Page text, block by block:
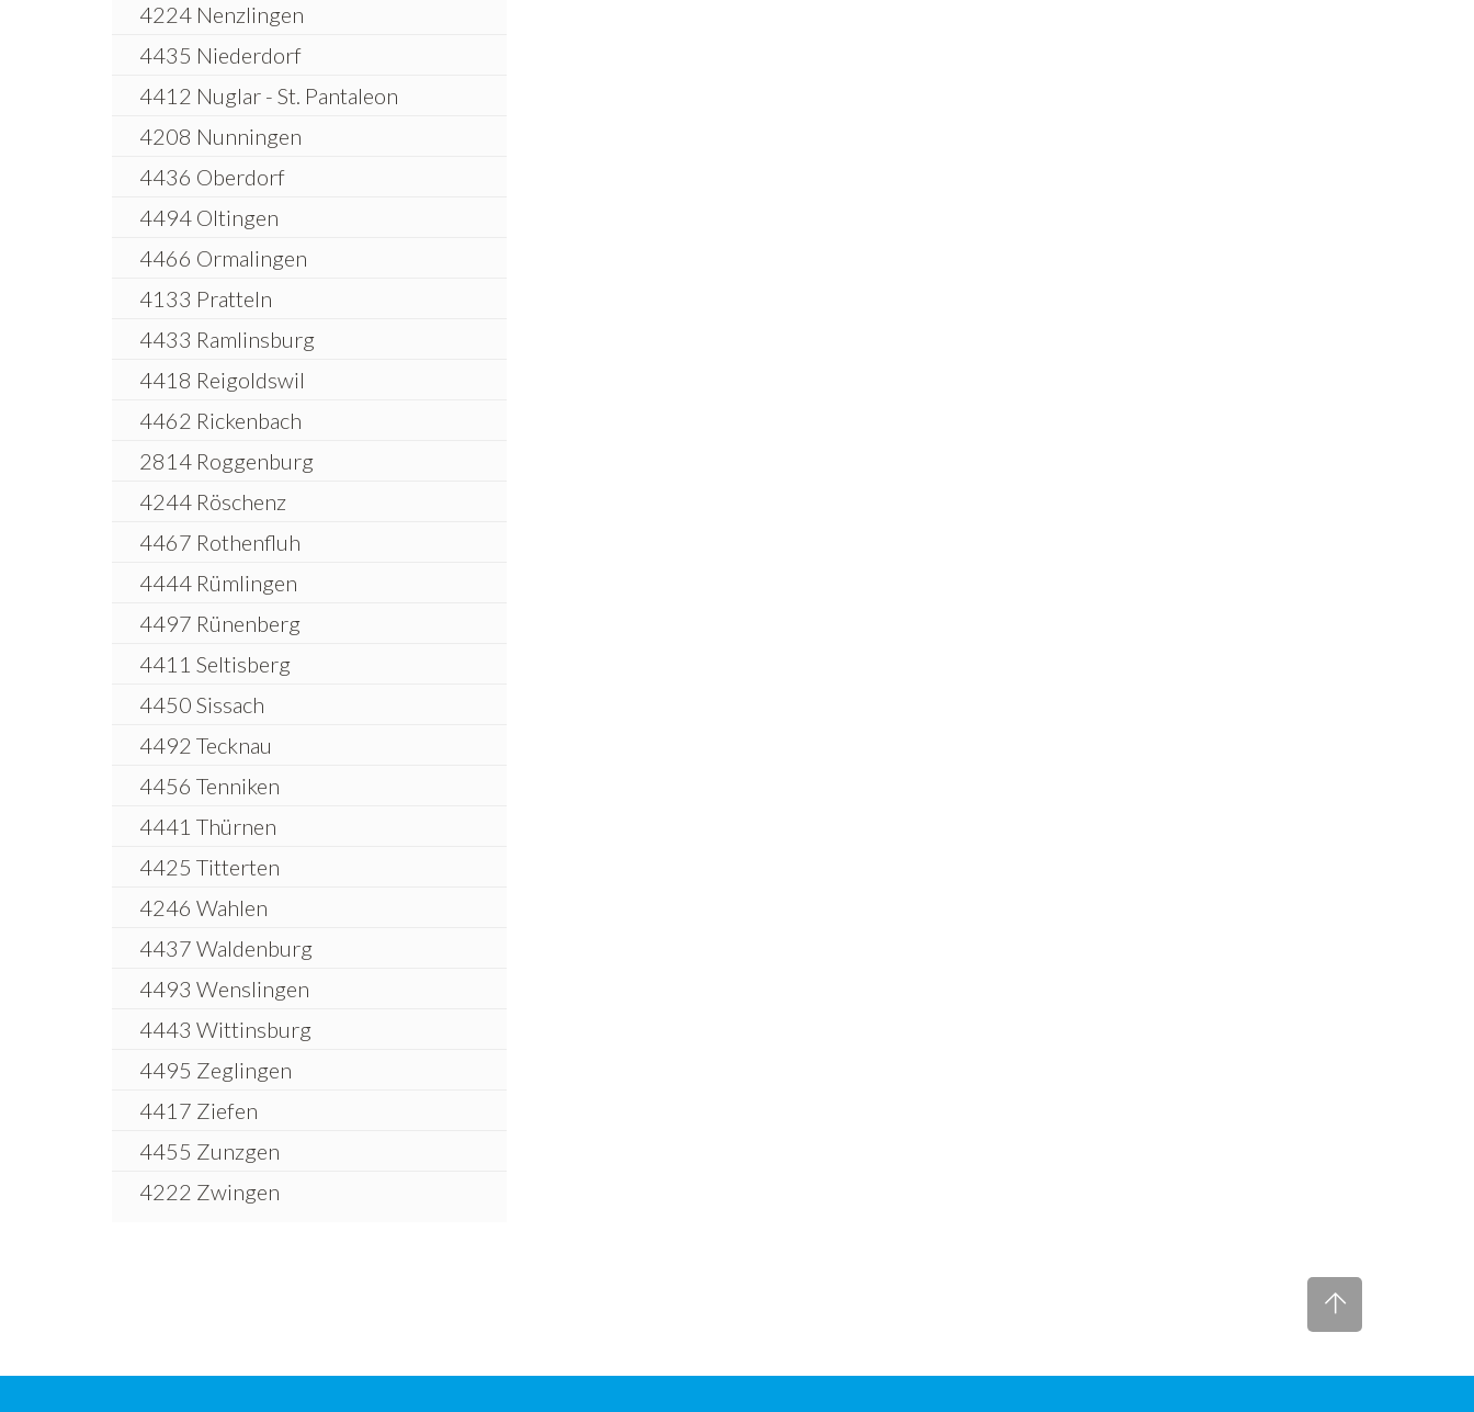
4224 Nenzlingen
4435 Niederdorf
4412 Nuglar - St. Pantaleon
4208 Nunningen
4436 Oberdorf
4494 Oltingen
4466 Ormalingen
4133 Pratteln
4433 Ramlinsburg
4418 Reigoldswil
4462 Rickenbach
2814 Roggenburg
4244 Röschenz
4467 Rothenfluh
4444 Rümlingen
4497 Rünenberg
4411 Seltisberg
4450 Sissach
4492 Tecknau
4456 Tenniken
4441 Thürnen
4425 Titterten
4246 Wahlen
4437 Waldenburg
4493 Wenslingen
4443 Wittinsburg
4495 Zeglingen
4417 Ziefen
4455 Zunzgen
4222 Zwingen